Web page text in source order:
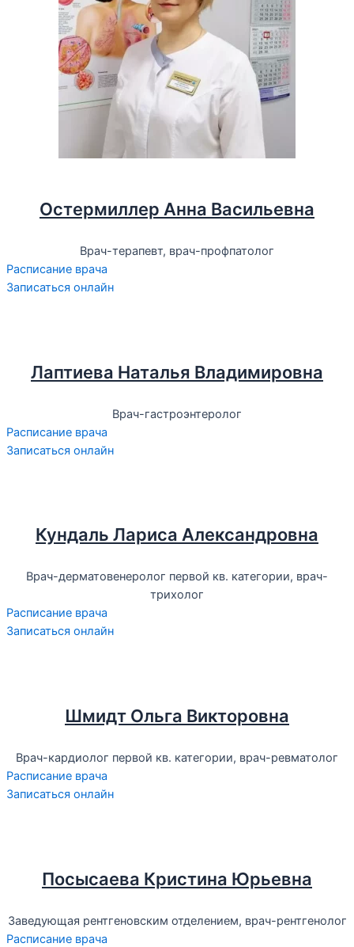
Остермиллер Анна Васильевна
Врач-терапевт, врач-профпатолог
Расписание врача
Записаться онлайн
Лаптиева Наталья Владимировна
Врач-гастроэнтеролог
Расписание врача
Записаться онлайн
Кундаль Лариса Александровна
Врач-дерматовенеролог первой кв. категории, врач-
трихолог
Расписание врача
Записаться онлайн
Шмидт Ольга Викторовна
Врач-кардиолог первой кв. категории, врач-ревматолог
Расписание врача
Записаться онлайн
Посысаева Кристина Юрьевна
Заведующая рентгеновским отделением, врач-рентгенолог
Расписание врача